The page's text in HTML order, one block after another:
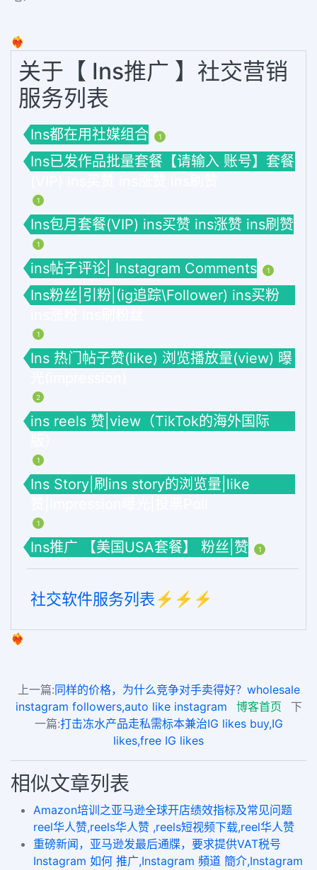
❤️‍🔥
关于【 Ins推广 】社交营销
服务列表
Ins都在用社媒组合 1
Ins已发作品批量套餐【请输入 账号】套餐
1
Ins包月套餐(VIP) ins买赞 ins涨赞 ins刷赞
1
ins帖子评论| Instagram Comments 1
Ins粉丝|引粉|(ig追踪\Follower) ins买粉
1
Ins 热门帖子赞(like) 浏览播放量(view) 曝
2
ins reels 赞|view（TikTok的海外国际
1
Ins Story|刷ins story的浏览量|like
1
Ins推广 【美国USA套餐】 粉丝|赞 1
社交软件服务列表⚡️⚡️⚡️
❤️‍🔥
上一篇:同样的价格，为什么竞争对手卖得好？wholesale
instagram followers,auto like instagram
博客首页
下
一篇:打击冻水产品走私需标本兼治IG likes buy,IG
likes,free IG likes
相似文章列表
Amazon培训之亚马逊全球开店绩效指标及常见问题
reel华人赞,reels华人赞 ,reels短视频下载,reel华人赞
重磅新闻，亚马逊发最后通牒，要求提供VAT税号
Instagram 如何 推广,Instagram 頻道 簡介,Instagram